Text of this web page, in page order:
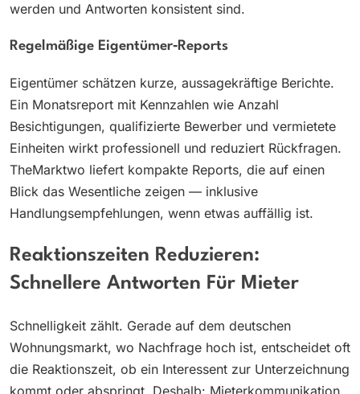
werden und Antworten konsistent sind.
Regelmäßige Eigentümer‑Reports
Eigentümer schätzen kurze, aussagekräftige Berichte.
Ein Monatsreport mit Kennzahlen wie Anzahl
Besichtigungen, qualifizierte Bewerber und vermietete
Einheiten wirkt professionell und reduziert Rückfragen.
TheMarktwo liefert kompakte Reports, die auf einen
Blick das Wesentliche zeigen — inklusive
Handlungsempfehlungen, wenn etwas auffällig ist.
Reaktionszeiten Reduzieren:
Schnellere Antworten Für Mieter
Schnelligkeit zählt. Gerade auf dem deutschen
Wohnungsmarkt, wo Nachfrage hoch ist, entscheidet oft
die Reaktionszeit, ob ein Interessent zur Unterzeichnung